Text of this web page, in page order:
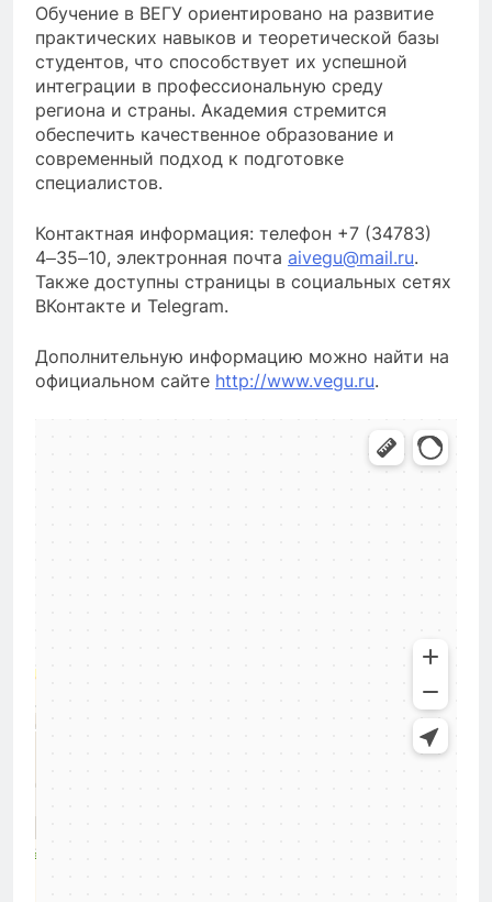
Обучение в ВЕГУ ориентировано на развитие
практических навыков и теоретической базы
студентов, что способствует их успешной
интеграции в профессиональную среду
региона и страны. Академия стремится
обеспечить качественное образование и
современный подход к подготовке
специалистов.
Контактная информация: телефон +7 (34783)
4‒35‒10, электронная почта aivegu@mail.ru.
Также доступны страницы в социальных сетях
ВКонтакте и Telegram.
Дополнительную информацию можно найти на
официальном сайте http://www.vegu.ru.